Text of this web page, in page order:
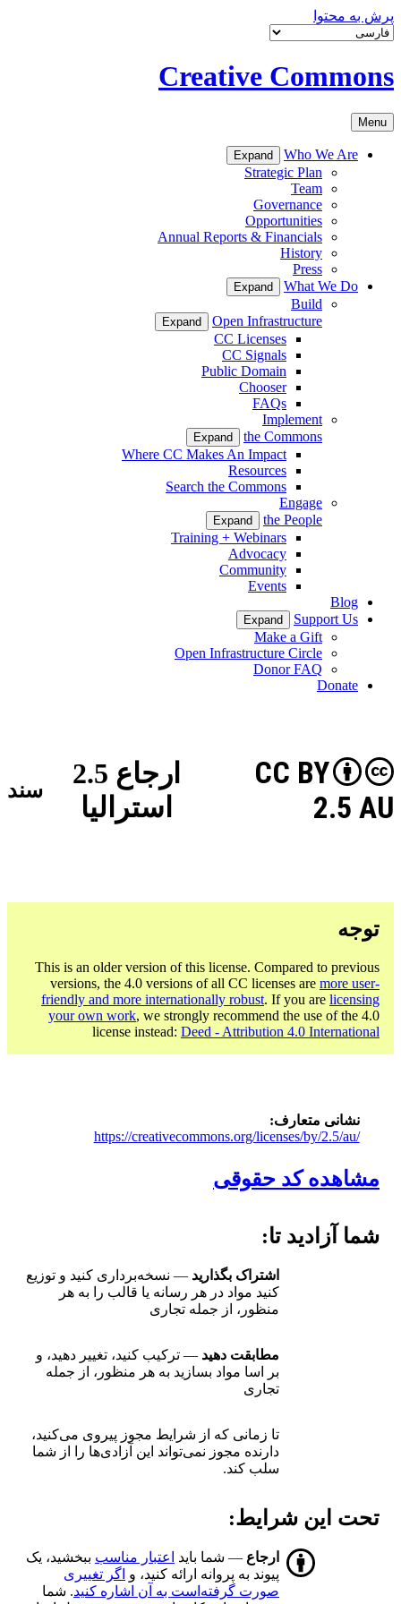
پرش به محتوا
Creative Commons
Menu
Who We Are
Expand
Strategic Plan
Team
Governance
Opportunities
Annual Reports & Financials
History
Press
What We Do
Expand
Build
Open Infrastructure
Expand
CC Licenses
CC Signals
Public Domain
Chooser
FAQs
Implement
the Commons
Expand
Where CC Makes An Impact
Resources
Search the Commons
Engage
the People
Expand
Training + Webinars
Advocacy
Community
Events
Blog
Support Us
Expand
Make a Gift
Open Infrastructure Circle
Donor FAQ
Donate
ارجاع 2.5
استرالیا
CC BY
2.5 AU
سند
توجه
This is an older version of this license. Compared to previous
versions, the 4.0 versions of all CC licenses are more user-
friendly and more internationally robust. If you are licensing
your own work, we strongly recommend the use of the 4.0
license instead: Deed - Attribution 4.0 International
نشانی متعارف
https://creativecommons.org/licenses/by/2.5/au/
مشاهده کد حقوقی
شما آزادید تا:
اشتراک بگذارید — نسخه‌برداری کنید و توزیع
کنید مواد در هر رسانه یا قالب را به هر
منظور، از جمله تجاری
مطابقت دهید — ترکیب کنید، تغییر دهید، و
بر اسا مواد بسازید به هر منظور، از جمله
تجاری
تا زمانی که از شرایط مجوز پیروی می‌کنید،
دارنده مجوز نمی‌تواند این آزادی‌ها را از شما
سلب کند.
تحت این شرایط:
ارجاع — شما باید اعتبار مناسب ببخشید، یک
پیوند به پروانه ارائه کنید، و اگر تغییری
صورت گرفته‌است به آن اشاره کنید. شما